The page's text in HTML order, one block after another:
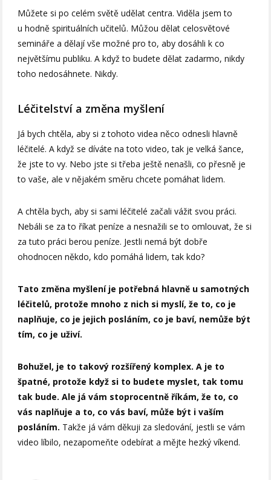
Můžete si po celém světě udělat centra. Viděla jsem to
u hodně spirituálních učitelů. Můžou dělat celosvětové
semináře a dělají vše možné pro to, aby dosáhli k co
největšímu publiku. A když to budete dělat zadarmo, nikdy
toho nedosáhnete. Nikdy.
Léčitelství a změna myšlení
Já bych chtěla, aby si z tohoto videa něco odnesli hlavně
léčitelé. A když se díváte na toto video, tak je velká šance,
že jste to vy. Nebo jste si třeba ještě nenašli, co přesně je
to vaše, ale v nějakém směru chcete pomáhat lidem.
A chtěla bych, aby si sami léčitelé začali vážit svou práci.
Nebáli se za to říkat peníze a nesnažili se to omlouvat, že si
za tuto práci berou peníze. Jestli nemá být dobře
ohodnocen někdo, kdo pomáhá lidem, tak kdo?
Tato změna myšlení je potřebná hlavně u samotných
léčitelů, protože mnoho z nich si myslí, že to, co je
naplňuje, co je jejich posláním, co je baví, nemůže být
tím, co je uživí.
Bohužel, je to takový rozšířený komplex. A je to
špatné, protože když si to budete myslet, tak tomu
tak bude. Ale já vám stoprocentně říkám, že to, co
vás naplňuje a to, co vás baví, může být i vaším
posláním. Takže já vám děkuji za sledování, jestli se vám
video líbilo, nezapomeňte odebírat a mějte hezký víkend.